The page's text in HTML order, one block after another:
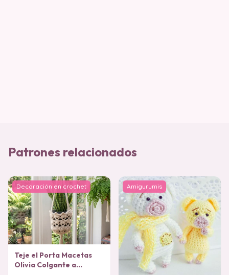
Patrones relacionados
Decoración en crochet
Teje el Porta Macetas
Olivia Colgante a
Amigurumis